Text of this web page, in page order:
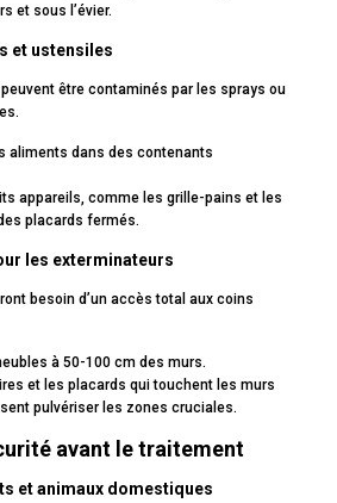
et sous l’évier.
et ustensiles
être contaminés par les sprays ou
aliments dans des contenants
appareils, comme les grille-pains et les
placards fermés.
les exterminateurs
besoin d’un accès total aux coins
à 50-100 cm des murs.
et les placards qui touchent les murs
pulvériser les zones cruciales.
avant le traitement
et animaux domestiques